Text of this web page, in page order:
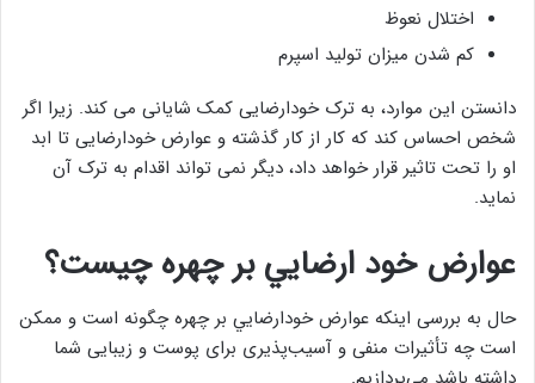
اختلال نعوظ
کم شدن میزان تولید اسپرم
دانستن این موارد، به ترک خودارضایی کمک شایانی می کند. زیرا اگر
شخص احساس کند که کار از کار گذشته و عوارض خودارضایی تا ابد
او را تحت تاثیر قرار خواهد داد، دیگر نمی تواند اقدام به ترک آن
نماید.
عوارض خود ارضايي بر چهره چیست؟
حال به بررسی اینکه عوارض خودارضايي بر چهره چگونه است و ممکن
است چه تأثیرات منفی و آسیب‌پذیری برای پوست و زیبایی شما